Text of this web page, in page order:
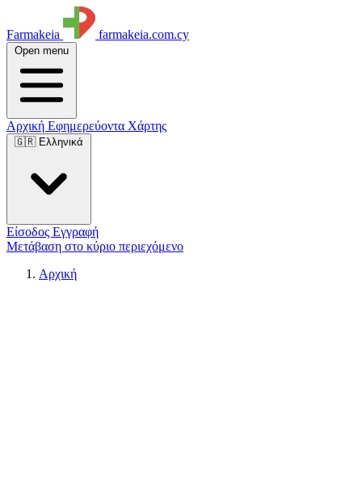
Farmakeia farmakeia.com.cy
Open menu
Αρχική Εφημερεύοντα Χάρτης
🇬🇷 Ελληνικά
Είσοδος Εγγραφή
Μετάβαση στο κύριο περιεχόμενο
Αρχική